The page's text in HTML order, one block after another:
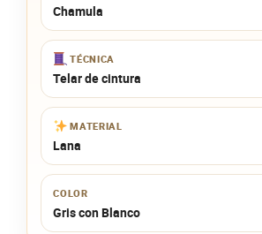
Chamula
TÉCNICA
Telar de cintura
MATERIAL
Lana
COLOR
Gris con Blanco